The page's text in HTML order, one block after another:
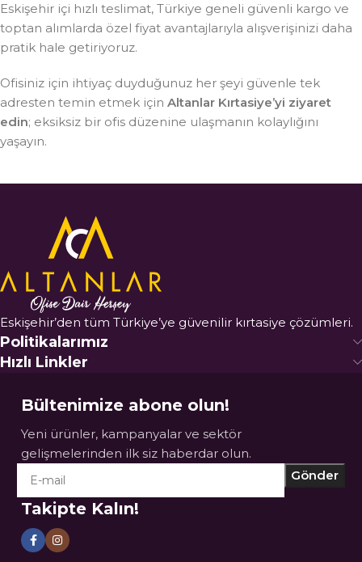
Eskişehir içi hızlı teslimat, Türkiye geneli güvenli kargo ve
toptan alımlarda özel fiyat avantajlarıyla alışverişinizi daha
pratik hale getiriyoruz.
Ofisiniz için ihtiyaç duyduğunuz her şeyi güvenle tek
adresten temin etmek için Altanlar Kırtasiye’yi ziyaret
edin; eksiksiz bir ofis düzenine ulaşmanın kolaylığını
yaşayın.
Eskişehir’den tüm Türkiye’ye güvenilir kırtasiye çözümleri.
Politikalarımız
Hızlı Linkler
Bültenimize abone olun!
Yeni ürünler, kampanyalar ve sektör
gelişmelerinden ilk siz haberdar olun.
Takipte Kalın!